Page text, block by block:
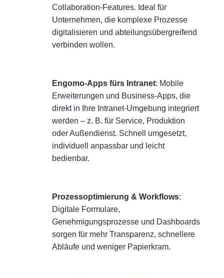
Collaboration-Features. Ideal für
Unternehmen, die komplexe Prozesse
digitalisieren und abteilungsübergreifend
verbinden wollen.
Engomo-Apps fürs Intranet: Mobile
Erweiterungen und Business-Apps, die
direkt in Ihre Intranet-Umgebung integriert
werden – z. B. für Service, Produktion
oder Außendienst. Schnell umgesetzt,
individuell anpassbar und leicht
bedienbar.
Prozessoptimierung & Workflows:
Digitale Formulare,
Genehmigungsprozesse und Dashboards
sorgen für mehr Transparenz, schnellere
Abläufe und weniger Papierkram.